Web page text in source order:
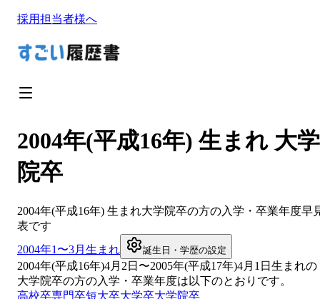
採用担当者様へ
2004年(平成16年) 生まれ 大学
院卒
2004年(平成16年) 生まれ大学院卒の方の入学・卒業年度早
表です
2004年1〜3月生まれ 誕生日・学歴の設定
2004年(平成16年)4月 2 日〜2005年(平成17年)4月1日生まれの
大学院卒の方の入学・卒業年度は以下のとおりです。
高校卒専門卒短大卒大学卒大学院卒